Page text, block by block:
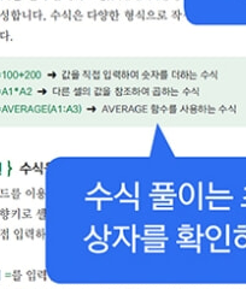
으로 채워넣기
하기
이는 셀만 복사하기
식에 값을 입력한 곳 찾기
에 합쳐진 텍스트 나누기
정한 텍스트 나누기
분된 텍스트 나누기